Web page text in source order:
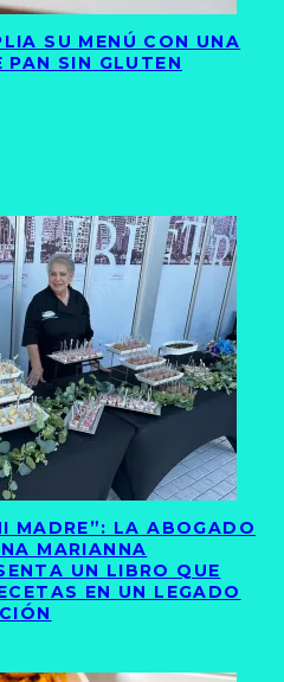
SU MENÚ CON UNA
PAN SIN GLUTEN
MADRE”: LA ABOGADO
MARIANNA
UN LIBRO QUE
EN UN LEGADO